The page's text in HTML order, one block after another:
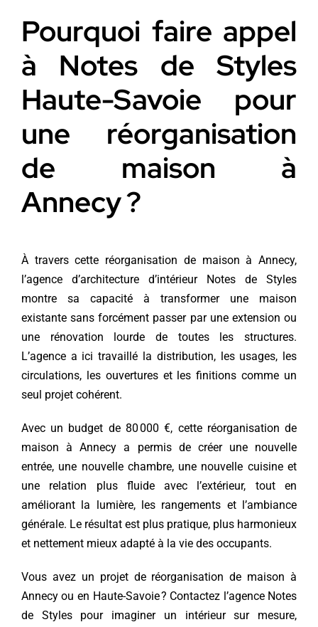
Pourquoi faire appel
à Notes de Styles
Haute-Savoie pour
une réorganisation
de maison à
Annecy ?
À travers cette réorganisation de maison à Annecy,
l’agence d’architecture d’intérieur Notes de Styles
montre sa capacité à transformer une maison
existante sans forcément passer par une extension ou
une rénovation lourde de toutes les structures.
L’agence a ici travaillé la distribution, les usages, les
circulations, les ouvertures et les finitions comme un
seul projet cohérent.
Avec un budget de 80 000 €, cette réorganisation de
maison à Annecy a permis de créer une nouvelle
entrée, une nouvelle chambre, une nouvelle cuisine et
une relation plus fluide avec l’extérieur, tout en
améliorant la lumière, les rangements et l’ambiance
générale. Le résultat est plus pratique, plus harmonieux
et nettement mieux adapté à la vie des occupants.
Vous avez un projet de réorganisation de maison à
Annecy ou en Haute-Savoie ? Contactez l’agence Notes
de Stylespour imaginer un intérieur sur mesure,